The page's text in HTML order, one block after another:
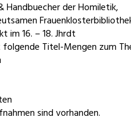
Handbuecher der Homiletik,
im 16. – 18. Jhrdt
Titel-Mengen zum
sind vorhanden.